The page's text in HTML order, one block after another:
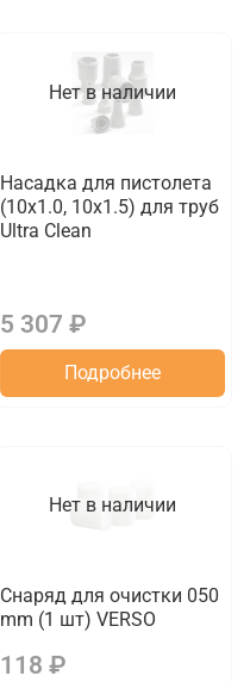
Нет в наличии
Насадка для пистолета
(10х1.0, 10x1.5) для труб
Ultra Clean
5 307 ₽
Подробнее
Нет в наличии
Снаряд для очистки 050
mm (1 шт) VERSO
118 ₽